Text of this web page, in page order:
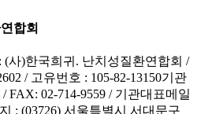
사)한국희귀. 난치성질환연합회 /
/ 고유번호 : 105-82-13150기관
FAX: 02-714-9559 / 기관대표메일
: (03726) 서울특별시 서대문구